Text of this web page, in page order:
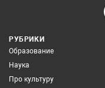
РУБРИКИ
Образование
Наука
Про культуру